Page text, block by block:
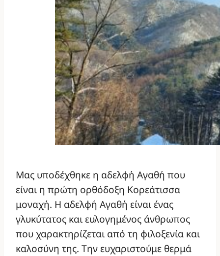
Μας υποδέχθηκε η αδελφή Αγαθή που
είναι η πρώτη ορθόδοξη Κορεάτισσα
μοναχή. Η αδελφή Αγαθή είναι ένας
γλυκύτατος και ευλογημένος άνθρωπος
που χαρακτηρίζεται από τη φιλοξενία και
καλοσύνη της. Την ευχαριστούμε θερμά